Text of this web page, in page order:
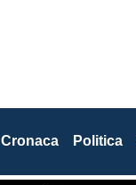
Cronaca Politica